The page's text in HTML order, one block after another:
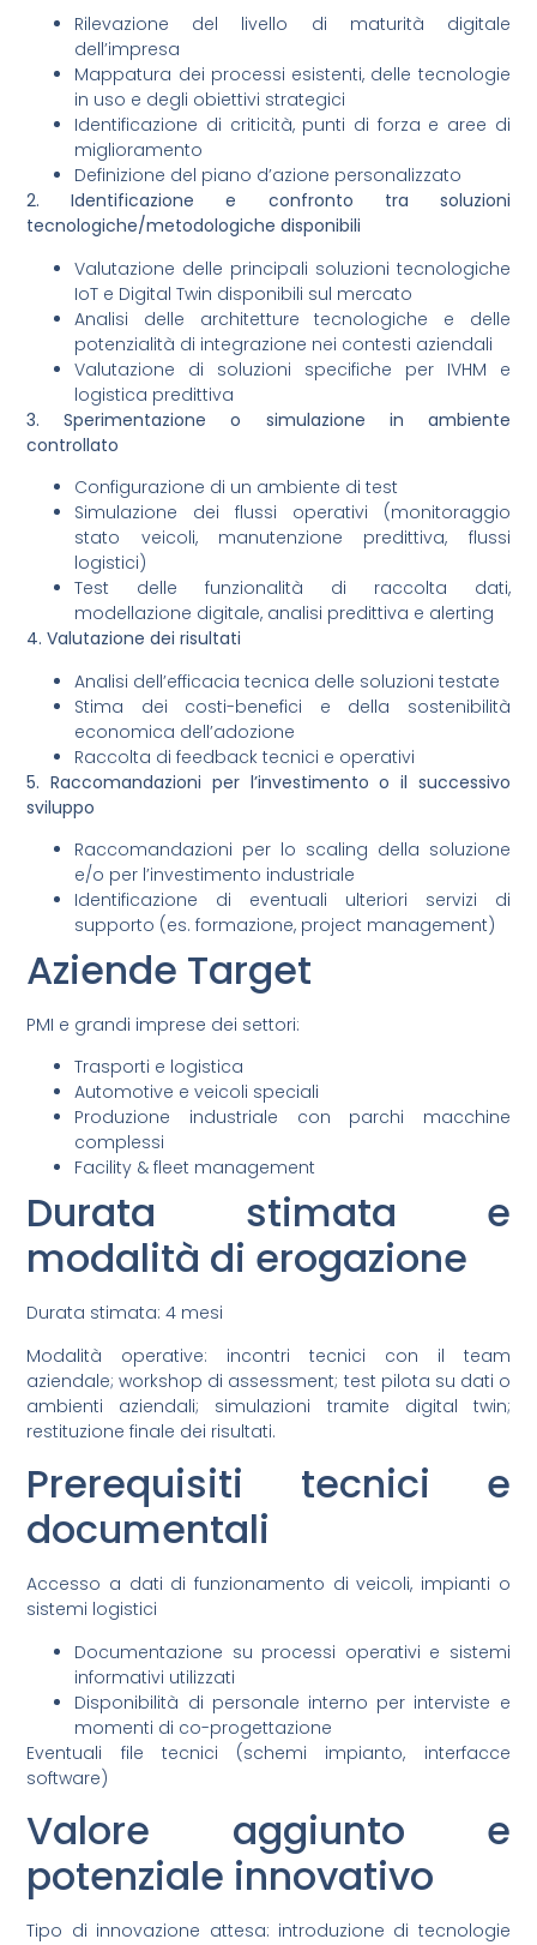
Rilevazione del livello di maturità digitale
dell’impresa
Mappatura dei processi esistenti, delle tecnologie
in uso e degli obiettivi strategici
Identificazione di criticità, punti di forza e aree di
miglioramento
Definizione del piano d’azione personalizzato
2. Identificazione e confronto tra soluzioni
tecnologiche/metodologiche disponibili
Valutazione delle principali soluzioni tecnologiche
IoT e Digital Twin disponibili sul mercato
Analisi delle architetture tecnologiche e delle
potenzialità di integrazione nei contesti aziendali
Valutazione di soluzioni specifiche per IVHM e
logistica predittiva
3. Sperimentazione o simulazione in ambiente
controllato
Configurazione di un ambiente di test
Simulazione dei flussi operativi (monitoraggio
stato veicoli, manutenzione predittiva, flussi
logistici)
Test delle funzionalità di raccolta dati,
modellazione digitale, analisi predittiva e alerting
4. Valutazione dei risultati
Analisi dell’efficacia tecnica delle soluzioni testate
Stima dei costi-benefici e della sostenibilità
economica dell’adozione
Raccolta di feedback tecnici e operativi
5. Raccomandazioni per l’investimento o il successivo
sviluppo
Raccomandazioni per lo scaling della soluzione
e/o per l’investimento industriale
Identificazione di eventuali ulteriori servizi di
supporto (es. formazione, project management)
Aziende Target
PMI e grandi imprese dei settori:
Trasporti e logistica
Automotive e veicoli speciali
Produzione industriale con parchi macchine
complessi
Facility & fleet management
Durata stimata e
modalità di erogazione
Durata stimata: 4 mesi
Modalità operative: incontri tecnici con il team
aziendale; workshop di assessment; test pilota su dati o
ambienti aziendali; simulazioni tramite digital twin;
restituzione finale dei risultati.
Prerequisiti tecnici e
documentali
Accesso a dati di funzionamento di veicoli, impianti o
sistemi logistici
Documentazione su processi operativi e sistemi
informativi utilizzati
Disponibilità di personale interno per interviste e
momenti di co-progettazione
Eventuali file tecnici (schemi impianto, interfacce
software)
Valore aggiunto e
potenziale innovativo
Tipo di innovazione attesa: introduzione di tecnologie